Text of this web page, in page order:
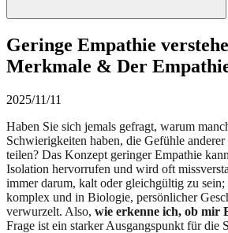
Geringe Empathie
Merkmale & Der
2025/11/11
Haben Sie sich jemals gefragt, warum
Schwierigkeiten haben, die Gefühle anderer
teilen? Das Konzept geringer Empathie
Isolation hervorrufen und wird oft
immer darum, kalt oder gleichgültig zu
komplex und in Biologie, persönlicher
verwurzelt. Also, wie erkenne ich, ob mir
Frage ist ein starker Ausgangspunkt für die